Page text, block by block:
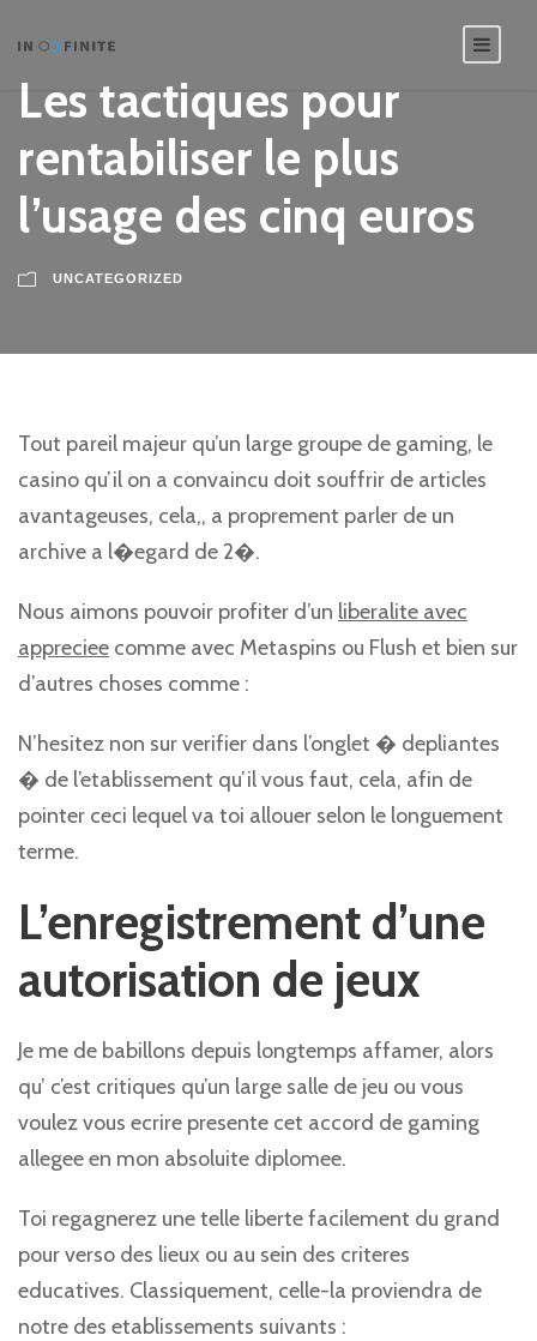
Les tactiques pour
rentabiliser le plus
l’usage des cinq euros
UNCATEGORIZED
Tout pareil majeur qu’un large groupe de gaming, le
casino qu’il on a convaincu doit souffrir de articles
avantageuses, cela,, a proprement parler de un
archive a l�egard de 2�.
Nous aimons pouvoir profiter d’un liberalite avec
appreciee comme avec Metaspins ou Flush et bien sur
d’autres choses comme :
N’hesitez non sur verifier dans l’onglet � depliantes
� de l’etablissement qu’il vous faut, cela, afin de
pointer ceci lequel va toi allouer selon le longuement
terme.
L’enregistrement d’une
autorisation de jeux
Je me de babillons depuis longtemps affamer, alors
qu’ c’est critiques qu’un large salle de jeu ou vous
voulez vous ecrire presente cet accord de gaming
allegee en mon absoluite diplomee.
Toi regagnerez une telle liberte facilement du grand
pour verso des lieux ou au sein des criteres
educatives. Classiquement, celle-la proviendra de
notre des etablissements suivants :